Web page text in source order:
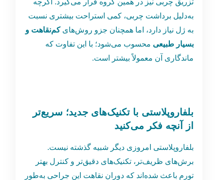
تزریق چربی نیز در همین گروه قرار می‌گیرد. اگرچه
به‌دلیل برداشت چربی، کمی استراحت بیشتری نسبت
به ژل نیاز دارد، اما همچنان جزو روش‌هایکم‌نقاهت و
بسیار طبیعی محسوب می‌شود؛ با این تفاوت که
ماندگاری آن معمولاً بیشتر است.
بلفاروپلاستی با تکنیک‌های جدید؛ سریع‌تر
از آنچه فکر می‌کنید
بلفاروپلاستی امروزی دیگر شبیه گذشته نیست.
برش‌های ظریف‌تر، تکنیک‌های دقیق‌تر و کنترل بهتر
تورم باعث شده‌اند که دوران نقاهت این جراحی به‌طور